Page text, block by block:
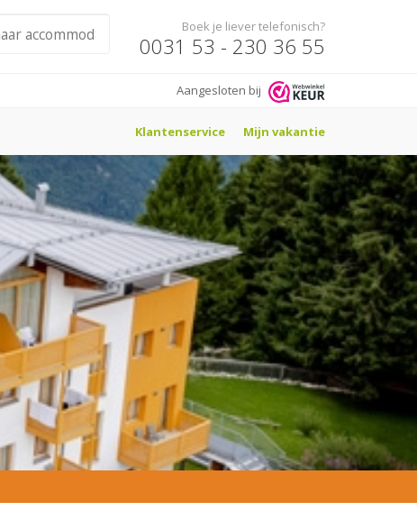
Boek je liever telefonisch?
0031 53 - 230 36 55
Aangesloten bij
Klantenservice Mijn vakantie